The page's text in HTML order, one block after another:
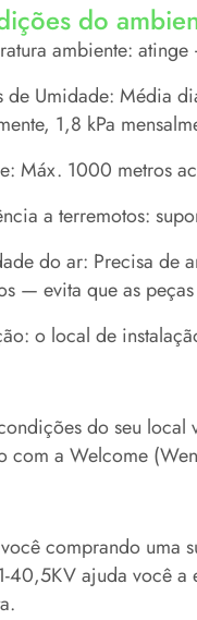
do
ambiente:
de Umidade: Média
1,8 kPa
Máx. 1000 metros
a terremotos:
do ar: Precisa de
​​— evita que as
o local de
do seu
com a Welcome
comprando uma
40,5KV ajuda você a